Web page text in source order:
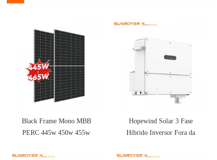
Black Frame Mono MBB
PERC 445w 450w 455w
para venda
Hopewind Solar 3 Fase
Híbrido Inversor Fora da
Mppt Para Sistema